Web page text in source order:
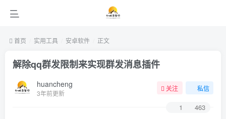
首页 实用工具 安卓软件 正文
解除qq群发限制来实现群发消息插件
huancheng
3年前更新
关注 私信
1 463